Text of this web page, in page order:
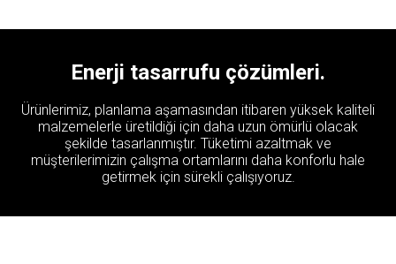
Enerji tasarrufu çözümleri.
Ürünlerimiz, planlama aşamasından itibaren yüksek kaliteli
malzemelerle üretildiği için daha uzun ömürlü olacak
şekilde tasarlanmıştır. Tüketimi azaltmak ve
müşterilerimizin çalışma ortamlarını daha konforlu hale
getirmek için sürekli çalışıyoruz.